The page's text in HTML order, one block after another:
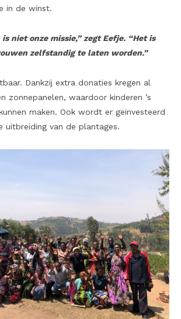
in de winst.
niet onze missie,” zegt Eefje. “Het is
zelfstandig te laten worden.”
Dankzij extra donaties kregen al
zonnepanelen, waardoor kinderen ’s
maken. Ook wordt er geïnvesteerd
uitbreiding van de plantages.